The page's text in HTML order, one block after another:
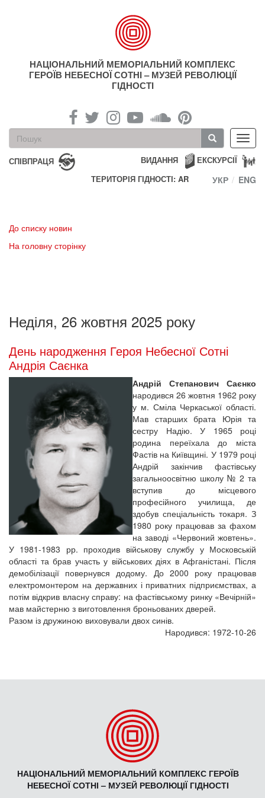
НАЦІОНАЛЬНИЙ МЕМОРІАЛЬНИЙ КОМПЛЕКС
ГЕРОЇВ НЕБЕСНОЇ СОТНІ – МУЗЕЙ РЕВОЛЮЦІЇ
ГІДНОСТІ
Пошукова
форма
Пошук
СПІВПРАЦЯ ЕКСКУРСІЇ
ВИДАННЯ
ТЕРИТОРІЯ ГІДНОСТІ: AR
УКР ENG
До списку новин
На головну сторінку
Неділя, 26 жовтня 2025 року
День народження Героя Небесної Сотні
Андрія Саєнка
Андрій Степанович Саєнко
народився 26 жовтня 1962 року
у м. Сміла Черкаської області.
Мав старших брата Юрія та
сестру Надію. У 1965 році
родина переїхала до міста
Фастів на Київщині. У 1979 році
Андрій закінчив фастівську
загальноосвітню школу № 2 та
вступив до місцевого
професійного училища, де
здобув спеціальність токаря. З
1980 року працював за фахом
на заводі «Червоний жовтень».
У 1981-1983 рр. проходив військову службу у Московській
області та брав участь у військових діях в Афганістані. Після
демобілізації повернувся додому. До 2000 року працював
електромонтером на державних і приватних підприємствах, а
потім відкрив власну справу: на фастівському ринку «Вечірній»
мав майстерню з виготовлення броньованих дверей.
Разом із дружиною виховували двох синів.
Народився: 1972-10-26
НАЦІОНАЛЬНИЙ МЕМОРІАЛЬНИЙ КОМПЛЕКС ГЕРОЇВ
НЕБЕСНОЇ СОТНІ – МУЗЕЙ РЕВОЛЮЦІЇ ГІДНОСТІ